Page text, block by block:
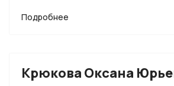
Подробнее
Крюкова Оксана